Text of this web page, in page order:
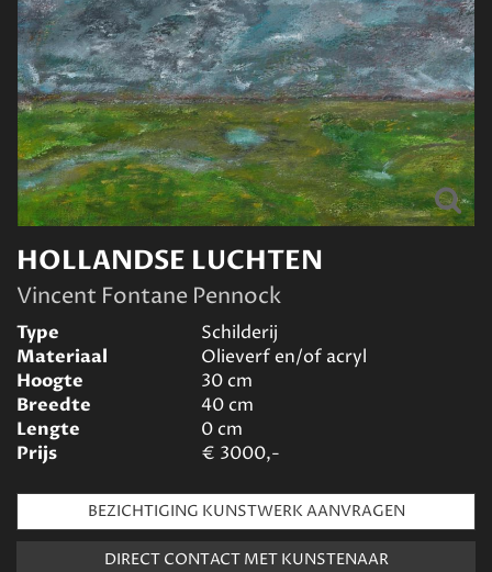
HOLLANDSE LUCHTEN
Vincent Fontane Pennock
Type
Schilderij
Materiaal
Olieverf en/of acryl
Hoogte
30cm
Breedte
40cm
Lengte
0cm
Prijs
€ 3000,-
BEZICHTIGING KUNSTWERK AANVRAGEN
DIRECT CONTACT MET KUNSTENAAR